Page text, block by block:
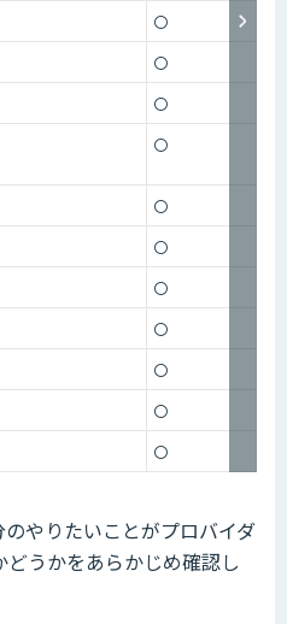
〇
〇
〇
〇
〇
〇
〇
〇
〇
〇
〇
やりたいことがプロバイダ
うかをあらかじめ確認し